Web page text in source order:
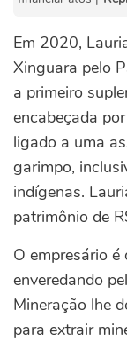
Em 2020,
Xinguara pelo
a primeiro
encabeçada
ligado a uma
garimpo,
indígenas.
patrimônio de
O empresário
enveredando
Mineração lhe
para extrair